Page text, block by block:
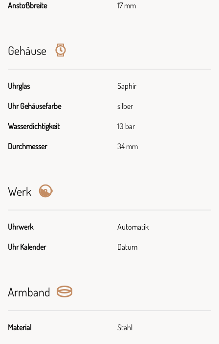
Anstoßbreite 17 mm
Gehäuse
Uhrglas Saphir
Uhr Gehäusefarbe silber
Wasserdichtigkeit 10 bar
Durchmesser 34 mm
Werk
Uhrwerk Automatik
Uhr Kalender Datum
Armband
Material Stahl